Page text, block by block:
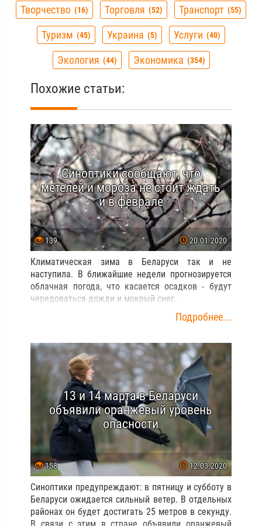
Творчество 16 Торговля 52 Транспорт 55
Туризм 45 Украина 5 Услуги 40
Экология 44 Экономика 354
Похожие статьи:
Синоптики сообщают, что
метелей и мороза не стоит ждать
и в феврале
139 20.01.2020
Климатическая зима в Беларуси так и не
наступила. В ближайшие недели прогнозируется
облачная погода, что касается осадков - будут
чередоваться дожди и мокрый снег.
Подробнее...
13 и 14 марта в Беларуси
объявили оранжевый уровень
опасности
158 12.03.2020
Синоптики предупреждают: в пятницу и субботу в
Беларуси ожидается сильный ветер. В отдельных
районах он будет достигать 25 метров в секунду.